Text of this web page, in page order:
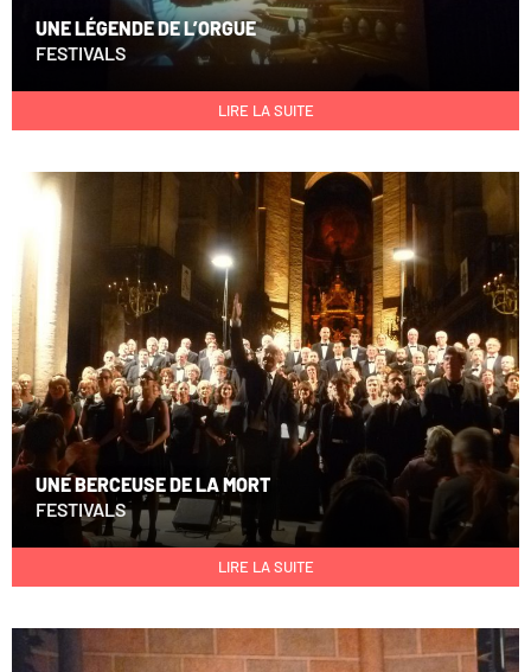
UNE LÉGENDE DE L’ORGUE
FESTIVALS
LIRE LA SUITE
UNE BERCEUSE DE LA MORT
FESTIVALS
LIRE LA SUITE